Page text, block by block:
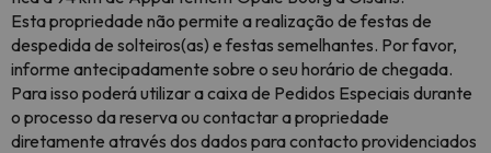
Esta propriedade não permite a realização de festas de
despedida de solteiros(as) e festas semelhantes. Por favor,
informe antecipadamente sobre o seu horário de chegada.
Para isso poderá utilizar a caixa de Pedidos Especiais durante
o processo da reserva ou contactar a propriedade
diretamente através dos dados para contacto providenciados